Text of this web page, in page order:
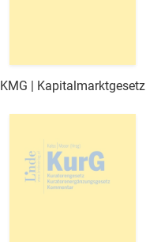
KMG | Kapitalmarktgesetz